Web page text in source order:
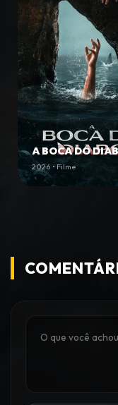
A BOCA DO
2026 • Filme